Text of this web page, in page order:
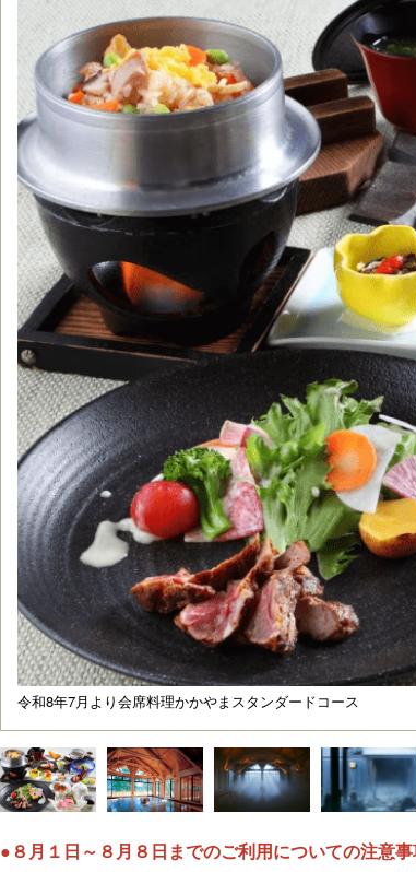
令和8年7月より会席料理かかやまスタンダードコース
●８月１日～８月８日までのご利用についての注意